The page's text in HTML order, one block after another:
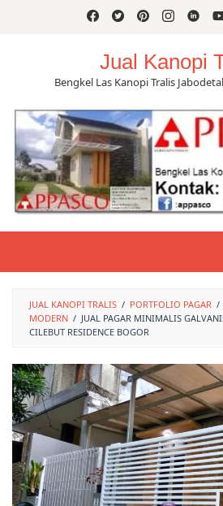
Jual Kanopi
Bengkel Las Kanopi Tralis
JUAL KANOPI TRALIS / PORTFOLIO PAGAR /
MODERN / JUAL PAGAR MINIMALIS
CILEBUT RESIDENCE BOGOR